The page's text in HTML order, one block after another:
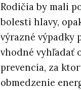
Rodičia by mali
bolesti hlavy,
výrazné výpadky
vhodné vyhľadať
prevencia, za
obmedzenie